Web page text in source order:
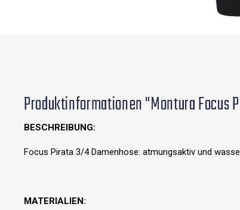
Produktinformationen "Montura Focus
BESCHREIBUNG:
Focus Pirata 3/4 Damenhose: atmungsaktiv und
MATERIALIEN: